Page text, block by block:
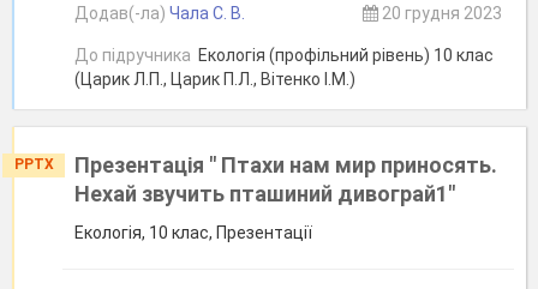
Додав(-ла) Чала С. В. 20 грудня 2023
До підручника Екологія (профільний рівень) 10 клас
(Царик Л.П., Царик П.Л., Вітенко І.М.)
PPTX
Презентація " Птахи нам мир приносять.
Нехай звучить пташиний дивограй1"
Екологія, 10 клас, Презентації